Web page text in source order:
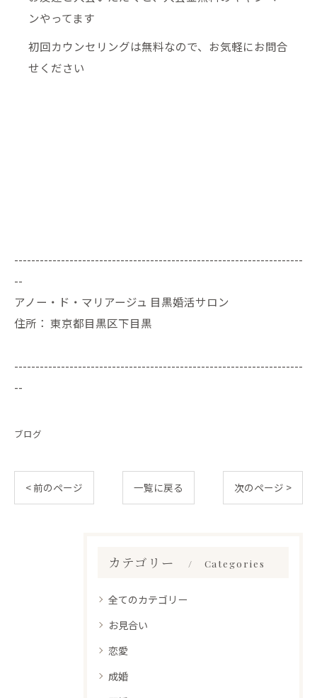
ンやってます
初回カウンセリングは無料なので、お気軽にお問合
せください
--------------------------------------------------------------------
--
アノー・ド・マリアージュ 目黒婚活サロン
住所： 東京都目黒区下目黒
--------------------------------------------------------------------
--
ブログ
< 前のページ 一覧に戻る 次のページ >
カテゴリー Categories
全てのカテゴリー
お見合い
恋愛
成婚